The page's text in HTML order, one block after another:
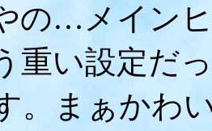
の…メイン
重い設定だ
。まぁかわ